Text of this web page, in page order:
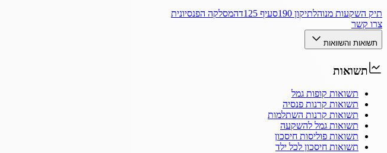
תיק השקעות מנוהלתיקון 190 סעיף 125ד
המסלקה הפנסיונית
צרו קשר
תשואות והשוואות
תשואות
תשואות קופות גמל
תשואות קרנות פנסיה
תשואות קרנות השתלמות
תשואות גמל להשקעה
תשואות פוליסות חיסכון
תשואות חיסכון לכל ילד